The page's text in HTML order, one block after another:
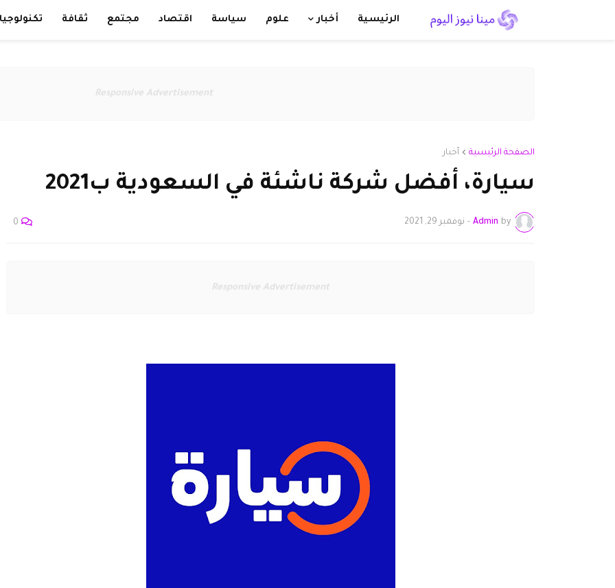
الرئيسية أخبار علوم سياسة اقتصاد مجتمع ثقافة
Responsive Advertisement
الصفحة الرئيسية أخبار
سيارة، أفضل شركة ناشئة في السعودية ب2021
by
Admin
- نوفمبر 29, 2021 0
Responsive Advertisement